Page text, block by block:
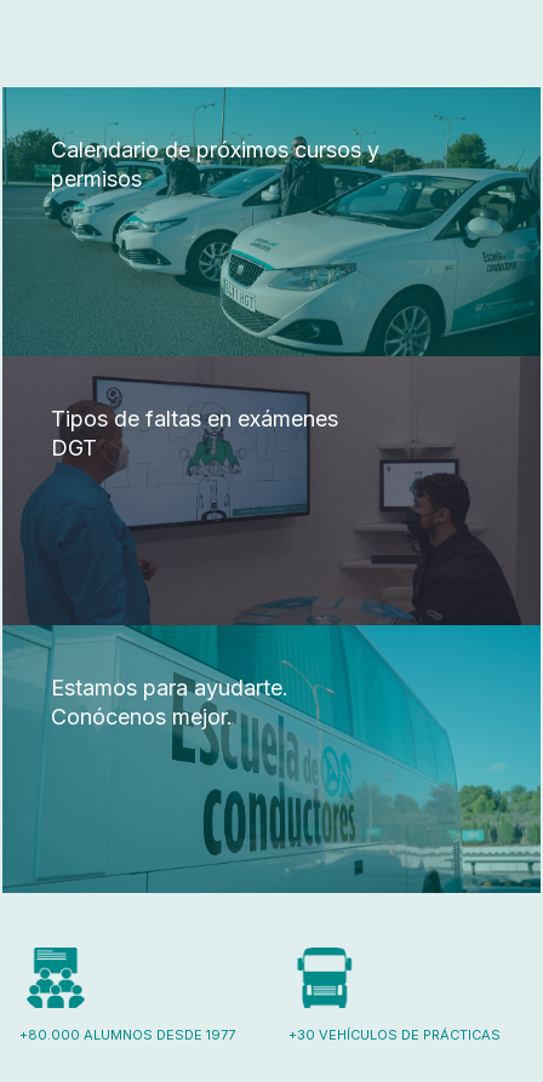
Calendario de próximos cursos y
permisos
Tipos de faltas en exámenes
DGT
Estamos para ayudarte.
Conócenos mejor.
+80.000 ALUMNOS DESDE 1977 +30 VEHÍCULOS DE PRÁCTICAS